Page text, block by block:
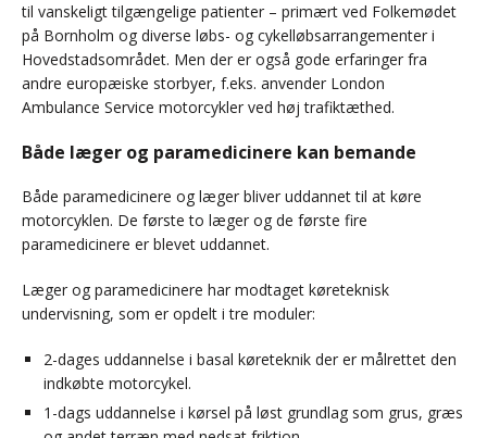
til vanskeligt tilgængelige patienter – primært ved Folkemødet
på Bornholm og diverse løbs- og cykelløbsarrangementer i
Hovedstadsområdet. Men der er også gode erfaringer fra
andre europæiske storbyer, f.eks. anvender London
Ambulance Service motorcykler ved høj trafiktæthed.
Både læger og paramedicinere kan bemande
Både paramedicinere og læger bliver uddannet til at køre
motorcyklen. De første to læger og de første fire
paramedicinere er blevet uddannet.
Læger og paramedicinere har modtaget køreteknisk
undervisning, som er opdelt i tre moduler:
2-dages uddannelse i basal køreteknik der er målrettet den
indkøbte motorcykel.
1-dags uddannelse i kørsel på løst grundlag som grus, græs